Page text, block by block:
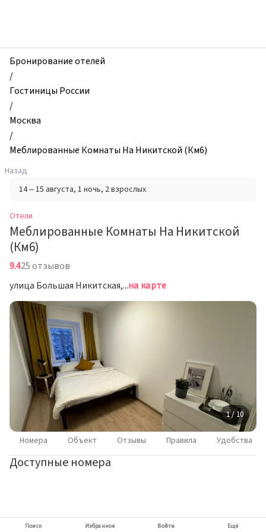
Меблированные
Комнаты
На
Никитской
(Км6),
Москва,
Россия
Бронирование отелей
/
Гостиницы России
/
Москва
/
Меблированные Комнаты На Никитской (Км6)
Назад
14 – 15 августа, 1 ночь, 2 взрослых
Отели
Меблированные Комнаты На Никитской
(Км6)
9.425 отзывов
улица Большая Никитская, д. 24/1, стр. 2, Москвана карте
1 / 10
Номера Объект Отзывы Правила Удобства
Доступные номера
Поиск Избранное Войти Ещё